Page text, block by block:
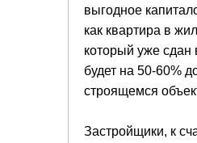
выгодное
как квартира в
который уже сдан
будет на 50-60%
строящемся
Застройщики, к